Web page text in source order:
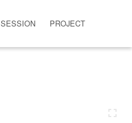
SESSION PROJECT